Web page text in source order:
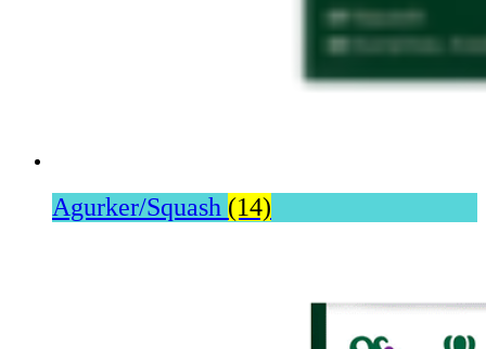
Agurker/Squash (14)